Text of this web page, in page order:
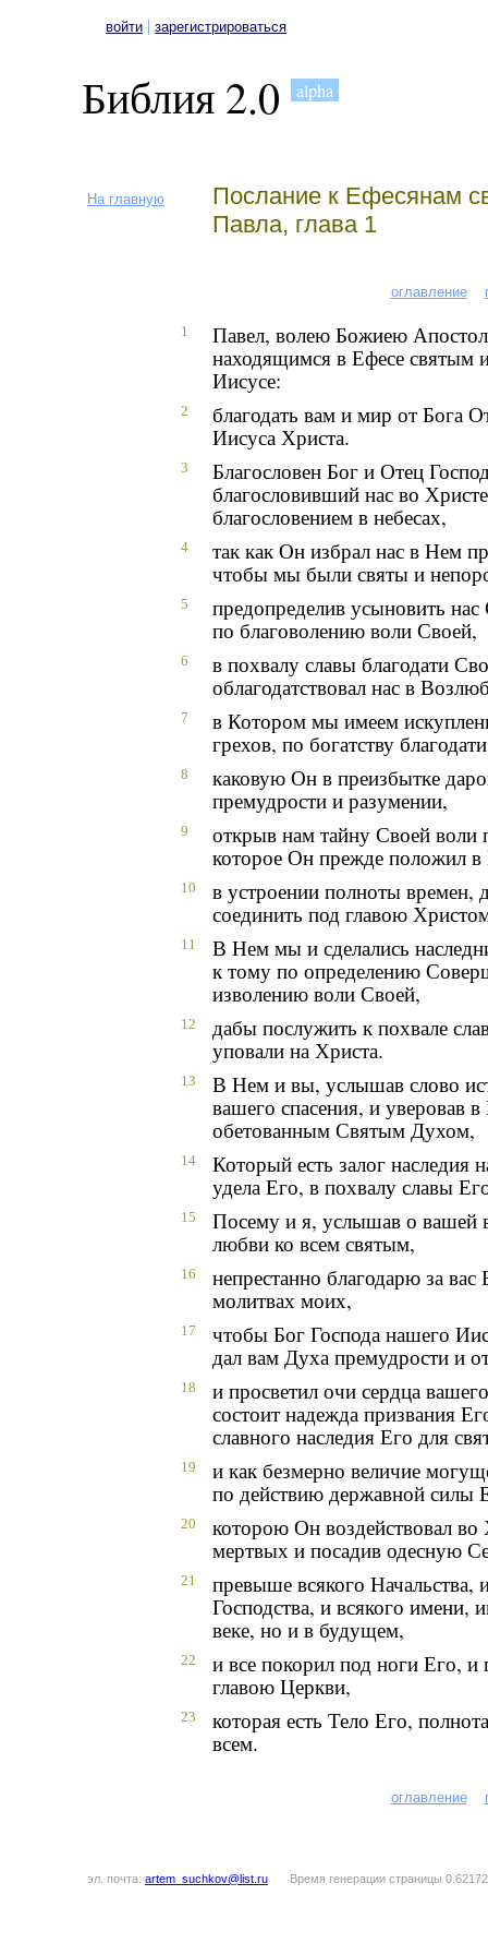
войти | зарегистрироваться
Библия 2.0 alpha
На главную
Послание к Ефесянам
Павла, глава 1
оглавление
1
Павел, волею Божиею
находящимся в Ефесе святым
Иисусе:
2
благодать вам и мир от Бога
Иисуса Христа.
3
Благословен Бог и Отец
благословивший нас во
благословением в небесах,
4
так как Он избрал нас в Нем
чтобы мы были святы и
5
предопределив усыновить
по благоволению воли Своей,
6
в похвалу славы благодати
облагодатствовал нас в
7
в Котором мы имеем
грехов, по богатству
8
каковую Он в преизбытке
премудрости и разумении,
9
открыв нам тайну Своей
которое Он прежде положил
10
в устроении полноты времен,
соединить под главою
11
В Нем мы и сделались
к тому по определению
изволению воли Своей,
12
дабы послужить к похвале
уповали на Христа.
13
В Нем и вы, услышав слово
вашего спасения, и уверовав
обетованным Святым Духом,
14
Который есть залог наследия
удела Его, в похвалу славы
15
Посему и я, услышав о вашей
любви ко всем святым,
16
непрестанно благодарю за
молитвах моих,
17
чтобы Бог Господа нашего
дал вам Духа премудрости и
18
и просветил очи сердца
состоит надежда призвания
славного наследия Его для
19
и как безмерно величие
по действию державной силы
20
которою Он воздействовал во
мертвых и посадив одесную
21
превыше всякого
Господства, и всякого имени,
веке, но и в будущем,
22
и все покорил под ноги Его,
главою Церкви,
23
которая есть Тело Его,
всем.
оглавление
эл. почта: artem_suchkov@list.ru Время генерации страницы